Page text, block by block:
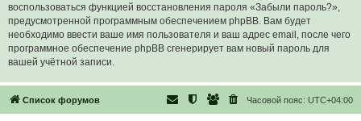
воспользоваться функцией восстановления пароля «Забыли пароль?»,
предусмотренной программным обеспечением phpBB. Вам будет
необходимо ввести ваше имя пользователя и ваш адрес email, после чего
программное обеспечение phpBB сгенерирует вам новый пароль для
вашей учётной записи.
Список форумов Часовой пояс: UTC+04:00